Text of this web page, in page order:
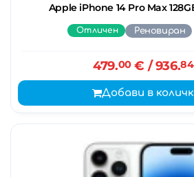
Apple iPhone 14 Pro Max
Отличен Реновиран
479.00€ / 936.84
Добави в